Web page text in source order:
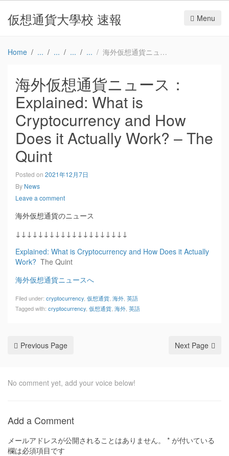
仮想通貨大學校 速報 Menu
Home 海外仮想通貨ニュース：Explained: What is Cryptocurrency and How Does it Actually Work? – The Quint
海外仮想通貨ニュース：
Explained: What is
Cryptocurrency and How
Does it Actually Work? – The
Quint
Posted on 2021年12月7日
By News
Leave a comment
海外仮想通貨のニュース
↓↓↓↓↓↓↓↓↓↓↓↓↓↓↓↓↓↓↓↓
Explained: What is Cryptocurrency and How Does it Actually
Work? The Quint
海外仮想通貨ニュースへ
Filed under: cryptocurrency 仮想通貨 海外 英語
Tagged with: cryptocurrency 仮想通貨 海外 英語
Previous Page Next Page
No comment yet, add your voice below!
Add a Comment
メールアドレスが公開されることはありません。 * が付いている
欄は必須項目です